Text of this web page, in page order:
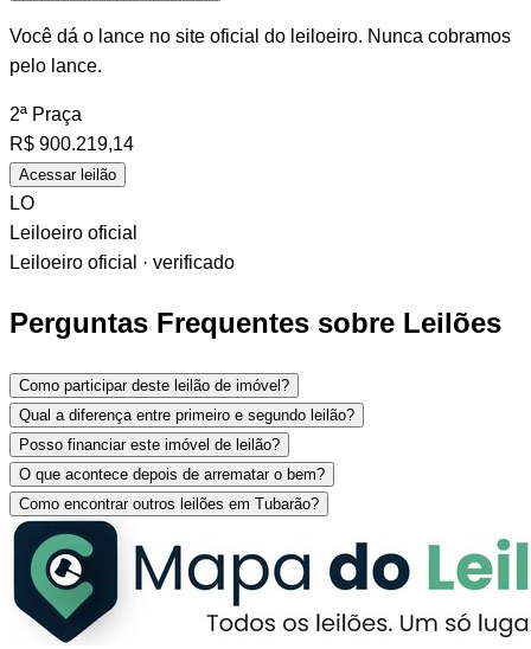
Você dá o lance no site oficial do leiloeiro. Nunca cobramos
pelo lance.
2ª Praça
R$ 900.219,14
Acessar leilão
LO
Leiloeiro oficial
Leiloeiro oficial · verificado
Perguntas Frequentes sobre Leilões
Como participar deste leilão de imóvel?
Qual a diferença entre primeiro e segundo leilão?
Posso financiar este imóvel de leilão?
O que acontece depois de arrematar o bem?
Como encontrar outros leilões em Tubarão?